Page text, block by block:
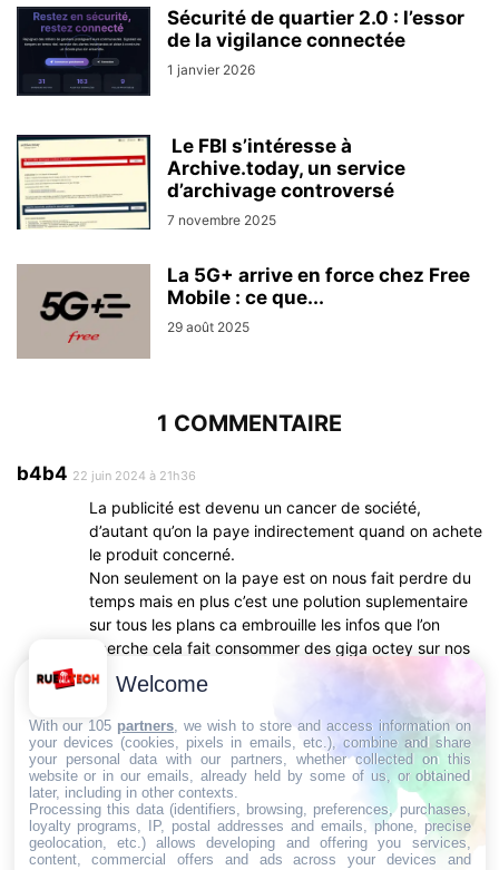
Sécurité de quartier 2.0 : l’essor
de la vigilance connectée
1 janvier 2026
Le FBI s’intéresse à
Archive.today, un service
d’archivage controversé
7 novembre 2025
La 5G+ arrive en force chez Free
Mobile : ce que...
29 août 2025
1 COMMENTAIRE
b4b4 22 juin 2024 à 21h36
La publicité est devenu un cancer de société,
d’autant qu’on la paye indirectement quand on achete
le produit concerné.
Non seulement on la paye est on nous fait perdre du
temps mais en plus c’est une polution suplementaire
sur tous les plans ca embrouille les infos que l’on
cherche cela fait consommer des giga octey sur nos
forfaits, perte de temps etc etc.
Une calamité que soutiendrait Google mais on sait
que c’est le frique qui compte.
Connecter pour laisser un commentaire
LAISSER UN COMMENTAIRE
Welcome
With our 105 partners , we wish to store and access information on
your devices (cookies, pixels in emails, etc.), combine and share
your personal data with our partners, whether collected on this
website or in our emails, already held by some of us, or obtained
later, including in other contexts.
Processing this data (identifiers, browsing, preferences, purchases,
loyalty programs, IP, postal addresses and emails, phone, precise
geolocation, etc.) allows developing and offering you services,
content, commercial offers and ads across your devices and